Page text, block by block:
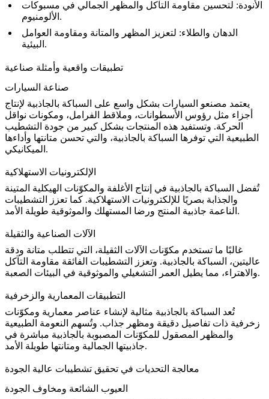
الأنودة: لتحسين مقاومة التآكل والمظهر الجمالي في مسبوكات
الألومنيوم .
الدهان والطلاء: لتعزيز المظهر والمتانة ومقاومة العوامل
البيئية.
تطبيقات واقعية وأمثلة صناعية
صناعة السيارات
يعتمد مصنعو السيارات بشكل واسع على السباكة بالجاذبية لإنتاج
أجزاء مثل رؤوس الأسطوانات، وملاقط الفرامل، ومكونات نواقل
الحركة. وتستفيد هذه المنتجات بشكل كبير من جودة التشطيب
الطبيعية التي توفرها السباكة بالجاذبية، والتي تحسن متانتها و أداءها
الميكانيكي .
الإلكترونيات الاستهلاكية
تُفضل السباكة بالجاذبية في إنتاج الأغلفة والمكوّنات الهيكلية المتينة
والجذابة بصريًا للإلكترونيات الاستهلاكية. كما تعزز التشطيبات
الناعمة جاذبية المنتج ورضا المستهلك والموثوقية طويلة الأمد.
الآلات الصناعية والثقيلة
غالبًا ما تستخدم مكوّنات الآلات الثقيلة، التي تتطلب متانة ودقة
عاليتين، السباكة بالجاذبية. وتعزز التشطيبات الفائقة مقاومة التآكل
والاهتراء، مما يطيل العمر التشغيلي والموثوقية في البيئات الصعبة.
التطبيقات المعمارية والزخرفية
تُعد السباكة بالجاذبية مثالية لإنشاء عناصر معمارية ومكوّنات
زخرفية ذات تفاصيل دقيقة ومظهر جذاب. وتُسهم النعومة الطبيعية
والمظهر المصقول للمكوّنات المصبوبة بالجاذبية مباشرة في
جاذبيتها الجمالية ومتانتها طويلة الأمد.
معالجة التحديات في تحقيق تشطيبات عالية الجودة
العيوب الشائعة ومخاوف الجودة